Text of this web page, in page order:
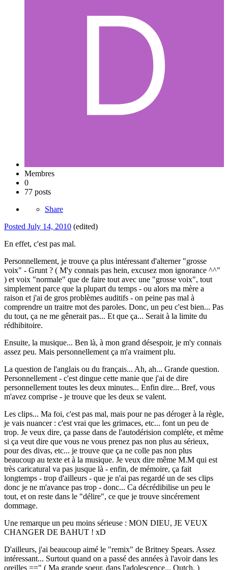
Membres
0
77 posts
Share
Posted July 14, 2010 (edited)
En effet, c'est pas mal.
Personnellement, je trouve ça plus intéressant d'alterner "grosse
voix" - Grunt ? ( M'y connais pas hein, excusez mon ignorance ^^"
) et voix "normale" que de faire tout avec une "grosse voix", tout
simplement parce que la plupart du temps - ou alors ma mère a
raison et j'ai de gros problèmes auditifs - on peine pas mal à
comprendre un traitre mot des paroles. Donc, un peu c'est bien... Pas
du tout, ça ne me gênerait pas... Et que ça... Serait à la limite du
rédhibitoire.
Ensuite, la musique... Ben là, à mon grand désespoir, je m'y connais
assez peu. Mais personnellement ça m'a vraiment plu.
La question de l'anglais ou du français... Ah, ah... Grande question.
Personnellement - c'est dingue cette manie que j'ai de dire
personnellement toutes les deux minutes... Enfin dire... Bref, vous
m'avez comprise - je trouve que les deux se valent.
Les clips... Ma foi, c'est pas mal, mais pour ne pas déroger à la règle,
je vais nuancer : c'est vrai que les grimaces, etc... font un peu de
trop. Je veux dire, ça passe dans de l'autodérision compléte, et même
si ça veut dire que vous ne vous prenez pas non plus au sérieux,
pour des divas, etc... je trouve que ça ne colle pas non plus
beaucoup au texte et à la musique. Je veux dire même M.M qui est
très caricatural va pas jusque là - enfin, de mémoire, ça fait
longtemps - trop d'ailleurs - que je n'ai pas regardé un de ses clips
donc je ne m'avance pas trop - donc... Ca décrédibilise un peu le
tout, et on reste dans le "délire", ce que je trouve sincérement
dommage.
Une remarque un peu moins sérieuse : MON DIEU, JE VEUX
CHANGER DE BAHUT ! xD
D'ailleurs, j'ai beaucoup aimé le "remix" de Britney Spears. Assez
intéressant... Surtout quand on a passé des années à l'avoir dans les
oreilles ==" ( Ma grande soeur, dans l'adolescence... Outch. )